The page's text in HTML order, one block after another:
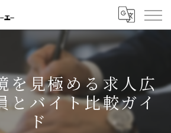
を見極める求人広
とバイト比較ガイ
ド